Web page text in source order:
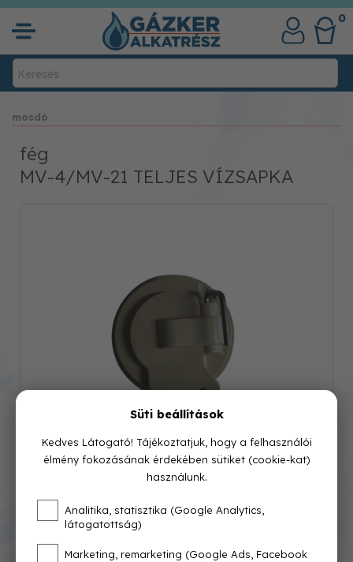
0
mosdó
fég
MV-4/MV-21 TELJES VÍZSAPKA
Azonnal raktárról
Süti beállítások
Kedves Látogató! Tájékoztatjuk, hogy a felhasználói
élmény fokozásának érdekében sütiket (cookie-kat)
használunk.
Analitika, statisztika (Google Analytics,
látogatottság)
Marketing, remarketing (Google Ads, Facebook